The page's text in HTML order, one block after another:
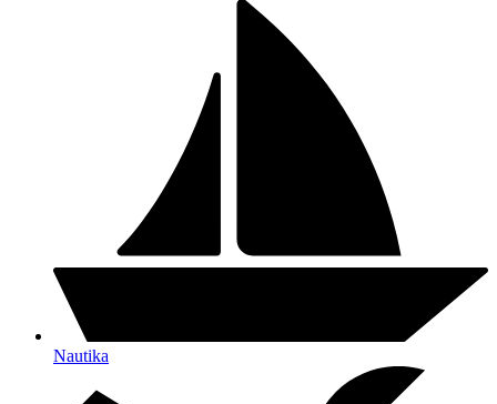
Nautika